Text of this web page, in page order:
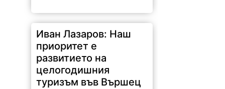
Иван Лазаров: Наш
приоритет е
развитието на
целогодишния
туризъм във Вършец